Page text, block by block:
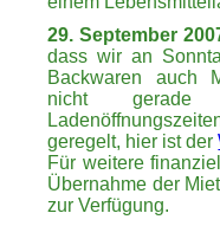
29. September
dass wir an
Backwaren auch
nicht gerade
geregelt, hier ist der
Für weitere
Übernahme der
zur Verfügung.